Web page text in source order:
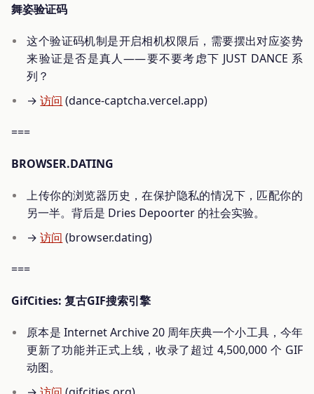
舞姿验证码
这个验证码机制是开启相机权限后，需要摆出对应姿势
来验证是否是真人——要不要考虑下 JUST DANCE 系
列？
→访问 (dance-captcha.vercel.app)
===
BROWSER.DATING
上传你的浏览器历史，在保护隐私的情况下，匹配你的
另一半。背后是 Dries Depoorter 的社会实验。
→访问 (browser.dating)
===
GifCities: 复古GIF搜索引擎
原本是 Internet Archive 20 周年庆典一个小工具，今年
更新了功能并正式上线，收录了超过 4,500,000 个 GIF
动图。